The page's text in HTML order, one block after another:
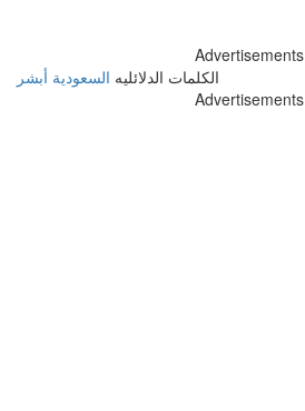
Advertisements
الكلمات الدلائليه السعودية أبشر
Advertisements